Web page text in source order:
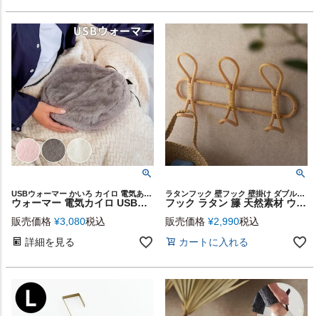
USBウォーマー かいろ カイロ 電気あんか 防寒 オフィス
ウォーマー 電気カイロ USB式 直径25cm 丸型 グレー ピンク ホワイト [90086]【 あんか 電気かいろ ファー 手洗い可 ストラップ付き USBコード付き リモコン カバー取り外し おしゃれ かわいい エコ 省電力 温度調節機能 安全機能 自動OFF機能 USBポート ふわふわ スパイス】
販売価格 ¥3,080税込
詳細を見る
ラタンフック 壁フック 壁掛け ダブルフック コートハンガー 壁面収納 ウォールシェルフ ハンガーフック ヴィンテージ風 ビンテージ風 フック付き シンプル ディスプレイ オブジェ
フック ラタン 籐 天然素材 ウォールハンガー 3連 約 W 40cm D 6.5cm H 20cm ナチュラル ベージュ 壁掛けフック 壁面 フック 壁 ウォールフック ハンガーラック ウォールラック ウォールシェルフハンガー インテリア 軽量 おしゃれ 北欧 リゾート 雑貨 西海岸 [14032]
販売価格 ¥2,990税込
カートに入れる